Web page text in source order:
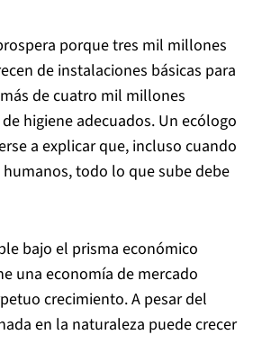
porque tres mil millones
de instalaciones básicas para
de cuatro mil millones
higiene adecuados. Un ecólogo
a explicar que, incluso cuando
todo lo que sube debe
bajo el prisma económico
una economía de mercado
crecimiento. A pesar del
en la naturaleza puede crecer